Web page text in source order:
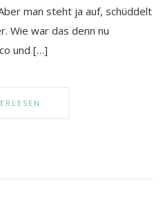
man steht ja auf, schüddelt
Wie war das denn nu
und […]